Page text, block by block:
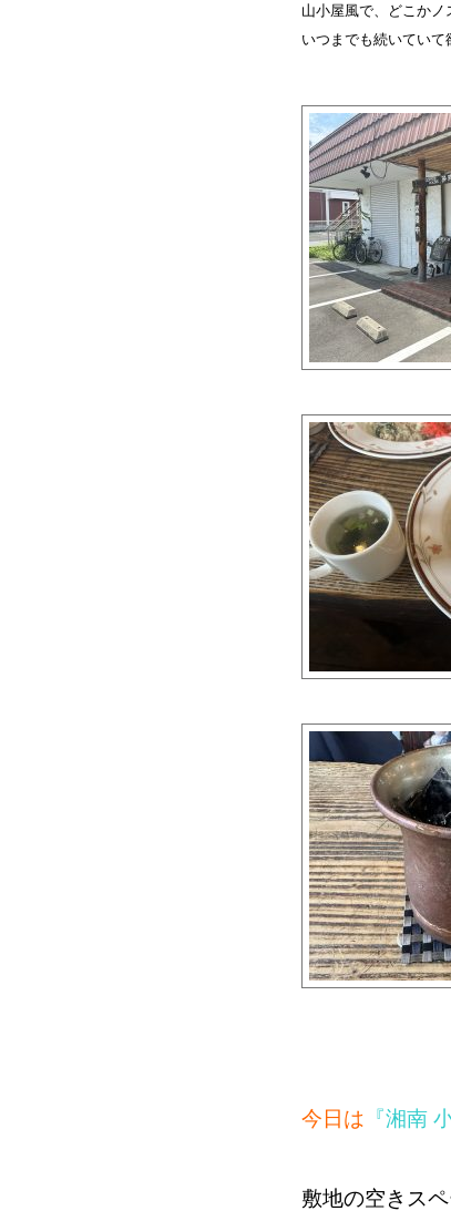
山小屋風で、どこかノ
いつまでも続いていて
今日は 『湘南
敷地の空きス